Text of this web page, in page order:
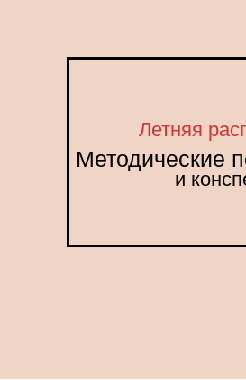
Методические
и
Летняя